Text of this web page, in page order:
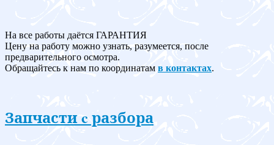
На все работы даётся ГАРАНТИЯ
Цену на работу можно узнать, разумеется, после
предварительного осмотра.
Обращайтесь к нам по координатам в контактах.
Запчасти c разбора